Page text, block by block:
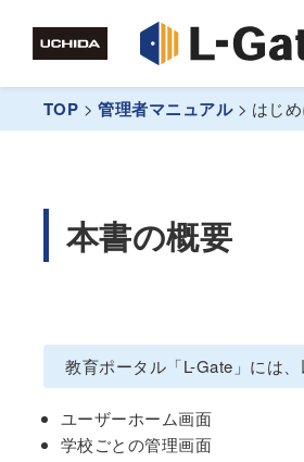
TOP >管理者マニュアル> はじ
本書の概要
教育ポータル「L-Gate」には
ユーザーホーム画面
学校ごとの管理画面